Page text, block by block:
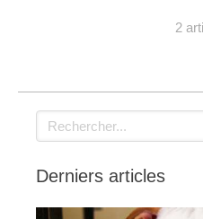
2
Rechercher
Derniers articles